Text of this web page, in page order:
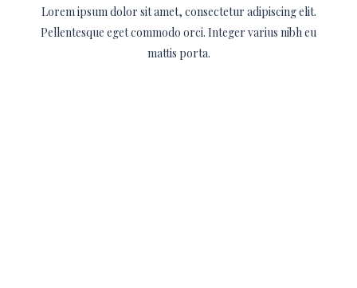
Lorem ipsum dolor sit amet, consectetur adipiscing elit.
Pellentesque eget commodo orci. Integer varius nibh eu
mattis porta.